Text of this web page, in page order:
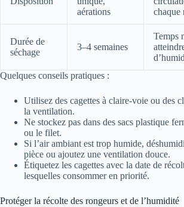
aérations
chaque
Durée de
séchage
3–4 semaines
Temps
Quelques conseils pratiques :
Utilisez des cagettes à claire-voie ou des
la ventilation.
Ne stockez pas dans des sacs plastique
ou le filet.
Si l’air ambiant est trop humide,
pièce ou ajoutez une ventilation douce.
Étiquetez les cagettes avec la date de
lesquelles consommer en priorité.
Protéger la récolte des rongeurs et de l’humidité